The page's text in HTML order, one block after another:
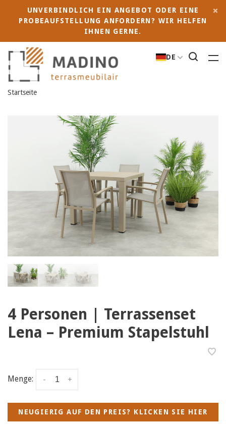
UNVERBINDLICH EIN ANGEBOT ODER EINE
PROBEAUFSTELLUNG ANFORDERN? WIR HELFEN
IHNEN GERNE.
DE
Startseite
4 Personen | Terrassenset
Lena – Premium Stapelstuhl
Menge: +
-
NEUGIERIG AUF DEN PREIS? KLICKEN SIE HIER